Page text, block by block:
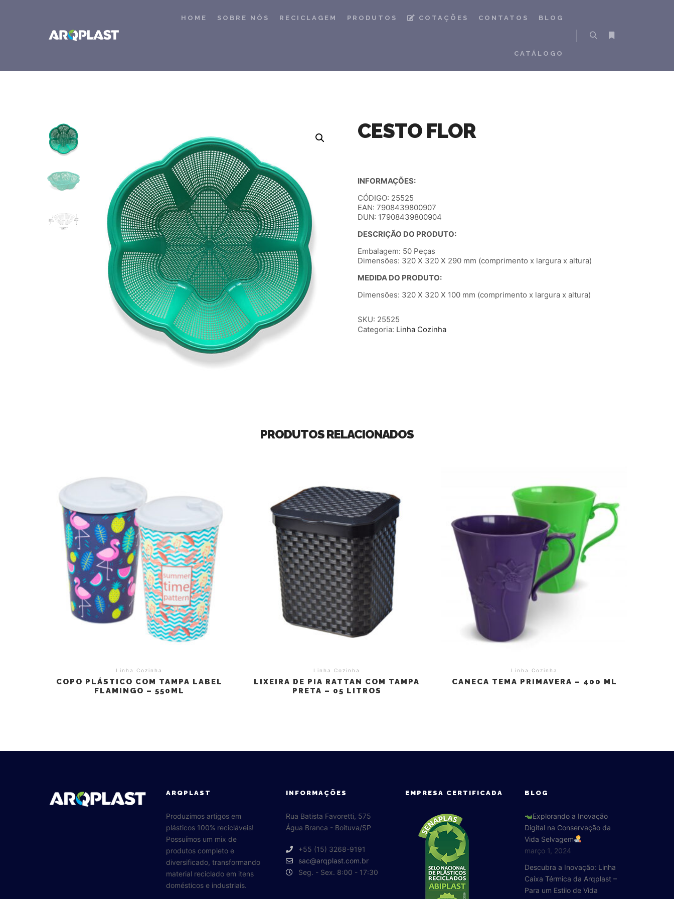
HOME SOBRE NÓS RECICLAGEM PRODUTOS COTAÇÕES CONTATOS BLOG
CATÁLOGO
CESTO FLOR
INFORMAÇÕES:
CÓDIGO: 25525
EAN: 7908439800907
DUN: 17908439800904
DESCRIÇÃO DO PRODUTO:
Embalagem: 50 Peças
Dimensões: 320 X 320 X 290 mm (comprimento x largura x altura)
MEDIDA DO PRODUTO:
Dimensões: 320 X 320 X 100 mm (comprimento x largura x altura)
SKU: 25525
Categoria: Linha Cozinha
PRODUTOS RELACIONADOS
Linha Cozinha
COPO PLÁSTICO COM TAMPA LABEL
FLAMINGO – 550ML
Linha Cozinha
LIXEIRA DE PIA RATTAN COM TAMPA
PRETA – 05 LITROS
Linha Cozinha
CANECA TEMA PRIMAVERA – 400 ML
ARQPLAST
Produzimos artigos em
plásticos 100% recicláveis!
Possuímos um mix de
produtos completo e
diversificado, transformando
material reciclado em itens
domésticos e industriais.
INFORMAÇÕES
Rua Batista Favoretti, 575
Água Branca - Boituva/SP
+55 (15) 3268-9191
sac@arqplast.com.br
Seg. - Sex. 8:00 - 17:30
EMPRESA CERTIFICADA BLOG
Explorando a Inovação
Digital na Conservação da
Vida Selvagem
março 1, 2024
Descubra a Inovação: Linha
Caixa Térmica da Arqplast –
Para um Estilo de Vida